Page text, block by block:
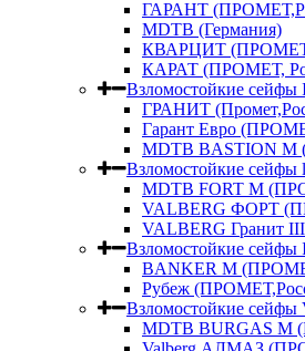
ГАРАНТ
MDTB (Германия)
КВАРЦИТ (ПРОМЕТ,
КАРАТ (ПРОМЕТ,
Взломостойкие сейфы
ГРАНИТ
Гарант Евро
MDTB BASTION M
Взломостойкие сейфы
MDTB FORT M
VALBERG ФОРТ
VALBERG Гранит
Взломостойкие сейфы
BANKER M
Рубеж
Взломостойкие сейфы
MDTB BURGAS M